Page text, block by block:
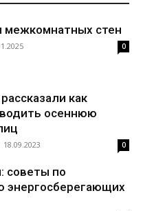
межкомнатных стен
0
как
осеннюю
18.09.2023 0
советы по
энергосберегающих